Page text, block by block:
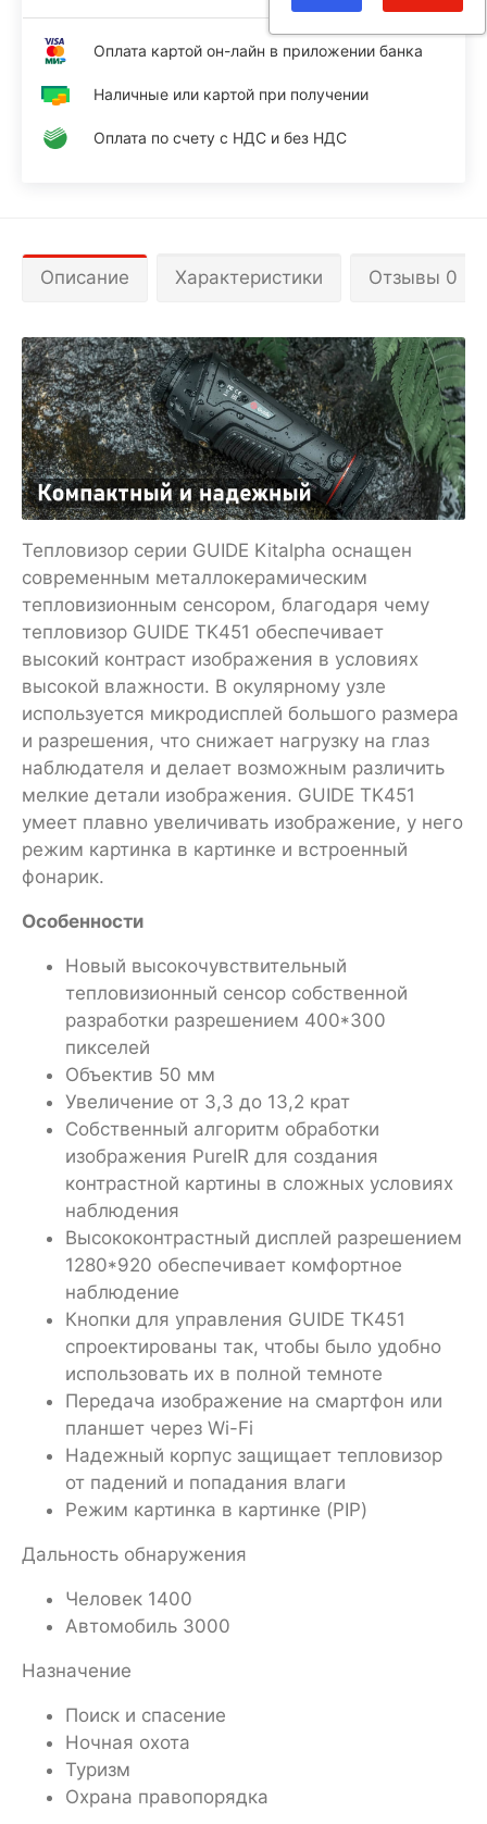
Оплата картой он-лайн в приложении банка
Наличные или картой при получении
Оплата по счету с НДС и без НДС
Описание Характеристики Отзывы 0
Тепловизор серии GUIDE Kitalpha оснащен
современным металлокерамическим
тепловизионным сенсором, благодаря чему
тепловизор GUIDE TK451 обеспечивает
высокий контраст изображения в условиях
высокой влажности. В окулярному узле
используется микродисплей большого размера
и разрешения, что снижает нагрузку на глаз
наблюдателя и делает возможным различить
мелкие детали изображения. GUIDE TK451
умеет плавно увеличивать изображение, у него
режим картинка в картинке и встроенный
фонарик.
Особенности
Новый высокочувствительный
тепловизионный сенсор собственной
разработки разрешением 400*300
пикселей
Объектив 50 мм
Увеличение от 3,3 до 13,2 крат
Собственный алгоритм обработки
изображения PureIR для создания
контрастной картины в сложных условиях
наблюдения
Высококонтрастный дисплей разрешением
1280*920 обеспечивает комфортное
наблюдение
Кнопки для управления GUIDE TK451
спроектированы так, чтобы было удобно
использовать их в полной темноте
Передача изображение на смартфон или
планшет через Wi-Fi
Надежный корпус защищает тепловизор
от падений и попадания влаги
Режим картинка в картинке (PIP)
Дальность обнаружения
Человек 1400
Автомобиль 3000
Назначение
Поиск и спасение
Ночная охота
Туризм
Охрана правопорядка